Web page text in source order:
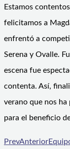
Estamos
felicitamos a
enfrentó a
Serena y Ovalle.
escena fue
contenta. Así,
verano que nos
para el beneficio
PrevAnterior